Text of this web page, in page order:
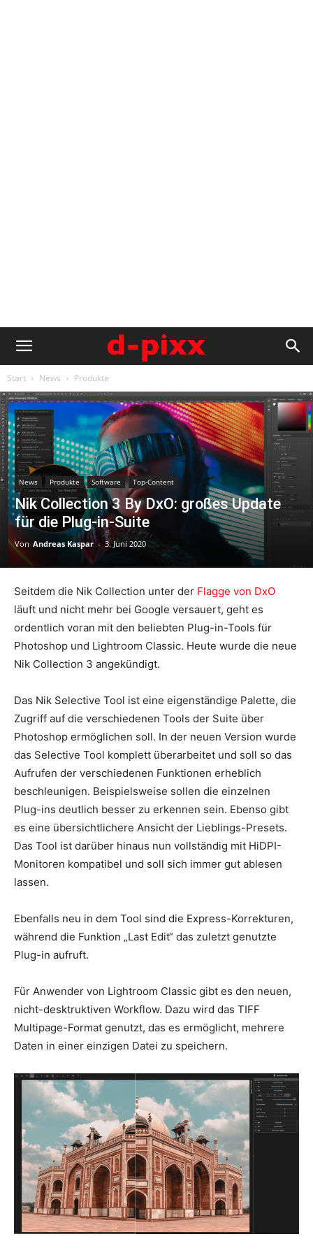
Start News Produkte
News Produkte Software Top-Content
Nik Collection 3 By DxO: großes Update
für die Plug-in-Suite
Von Andreas Kaspar - 3. Juni 2020
Seitdem die Nik Collection unter der Flagge von DxO
läuft und nicht mehr bei Google versauert, geht es
ordentlich voran mit den beliebten Plug-in-Tools für
Photoshop und Lightroom Classic. Heute wurde die neue
Nik Collection 3 angekündigt.
Das Nik Selective Tool ist eine eigenständige Palette, die
Zugriff auf die verschiedenen Tools der Suite über
Photoshop ermöglichen soll. In der neuen Version wurde
das Selective Tool komplett überarbeitet und soll so das
Aufrufen der verschiedenen Funktionen erheblich
beschleunigen. Beispielsweise sollen die einzelnen
Plug-ins deutlich besser zu erkennen sein. Ebenso gibt
es eine übersichtlichere Ansicht der Lieblings-Presets.
Das Tool ist darüber hinaus nun vollständig mit HiDPI-
Monitoren kompatibel und soll sich immer gut ablesen
lassen.
Ebenfalls neu in dem Tool sind die Express-Korrekturen,
während die Funktion „Last Edit“ das zuletzt genutzte
Plug-in aufruft.
Für Anwender von Lightroom Classic gibt es den neuen,
nicht-desktruktiven Workflow. Dazu wird das TIFF
Multipage-Format genutzt, das es ermöglicht, mehrere
Daten in einer einzigen Datei zu speichern.